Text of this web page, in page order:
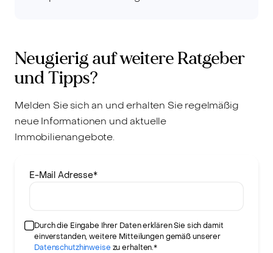
Neugierig auf weitere Ratgeber
und Tipps?
Melden Sie sich an und erhalten Sie regelmäßig
neue Informationen und aktuelle
Immobilienangebote.
E-Mail Adresse*
Durch die Eingabe Ihrer Daten erklären Sie sich damit
einverstanden, weitere Mitteilungen gemäß unserer
Datenschutzhinweise zu erhalten.*